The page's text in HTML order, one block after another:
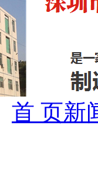
首 页新